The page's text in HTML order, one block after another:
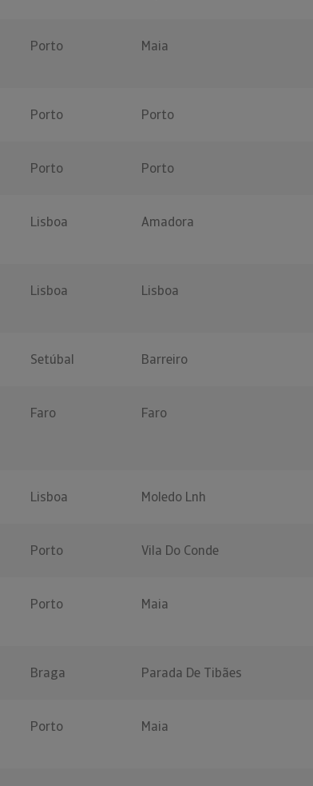
Porto Maia
Porto Porto
Porto Porto
Lisboa Amadora
Lisboa Lisboa
Setúbal Barreiro
Faro Faro
Lisboa Moledo Lnh
Porto Vila Do Conde
Porto Maia
Braga Parada De Tibães
Porto Maia